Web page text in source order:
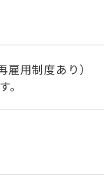
用制度あり）